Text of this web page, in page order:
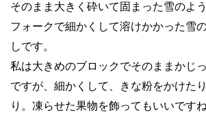
そのまま大きく砕いて固まった雪のよ
フォークで細かくして溶けかかった雪
しです。
私は大きめのブロックでそのままかじ
ですが、細かくして、きな粉をかけた
り。凍らせた果物を飾ってもいいですね